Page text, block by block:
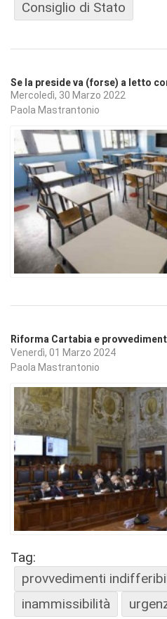
Consiglio di Stato
Se la preside va (forse) a letto
Mercoledì, 30 Marzo 2022
Paola Mastrantonio
Riforma Cartabia e
Venerdì, 01 Marzo 2024
Paola Mastrantonio
Tag:
provvedimenti
inammissibilità